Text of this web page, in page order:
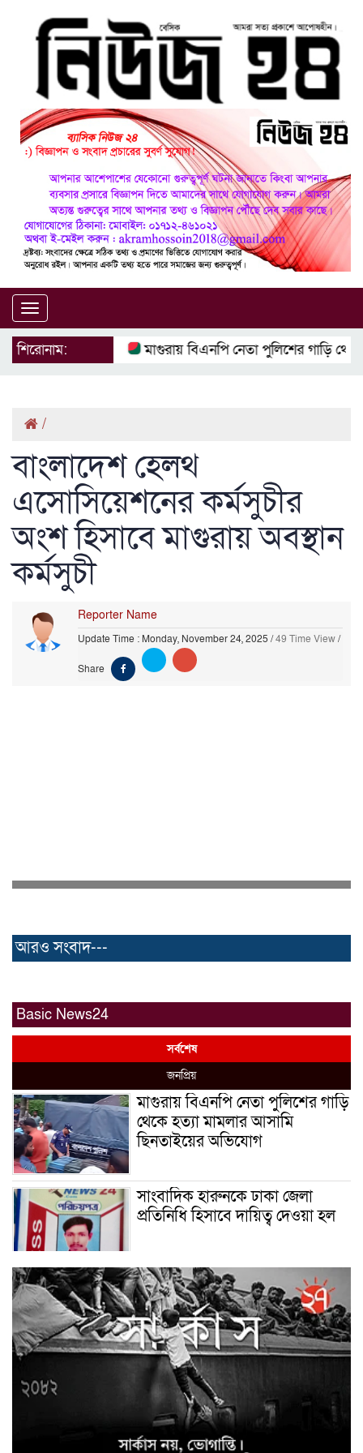
Toggle
navigation
শিরোনাম:
মাগুরায় বিএনপি নেতা পুলিশের গাড়ি
/
বাংলাদেশ হেলথ
এসোসিয়েশনের কর্মসুচীর
অংশ হিসাবে মাগুরায় অবস্থান
কর্মসুচী
Reporter Name
Update Time : Monday, November 24, 2025 /49 Time View/
Share
আরও সংবাদ---
Basic News24
সর্বশেষ
জনপ্রিয়
মাগুরায় বিএনপি নেতা পুলিশের গাড়ি
থেকে হত্যা মামলার আসামি
ছিনতাইয়ের অভিযোগ
সাংবাদিক হারুনকে ঢাকা জেলা
প্রতিনিধি হিসাবে দায়িত্ব দেওয়া হল
বিশ্ব বাঘ দিবস উপলক্ষে
বুড়িগোয়ালিনীতে লির্ডাসের
আয়োজনে আলোচনা সভা অনুষ্ঠিত
সাইবার ক্রাইম ইনভেস্টিগেশন সেল,
উদ্যোগে উদ্ধারকৃত আইফোন সহ
৩৫টি মোবাইল ফোন ও বিকাশ
প্রতারণার ৫০,০০০/- হস্তান্তর